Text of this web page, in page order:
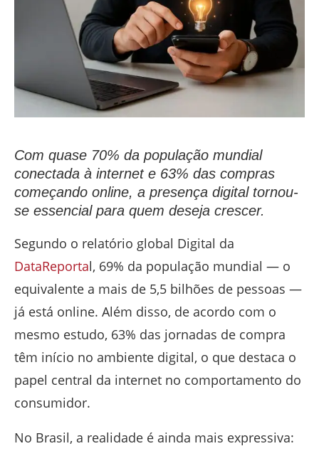
Com quase 70% da população mundial
conectada à internet e 63% das compras
começando online, a presença digital tornou-
se essencial para quem deseja crescer.
Segundo o relatório global Digital da
DataReportal, 69% da população mundial — o
equivalente a mais de 5,5 bilhões de pessoas —
já está online. Além disso, de acordo com o
mesmo estudo, 63% das jornadas de compra
têm início no ambiente digital, o que destaca o
papel central da internet no comportamento do
consumidor.
No Brasil, a realidade é ainda mais expressiva: